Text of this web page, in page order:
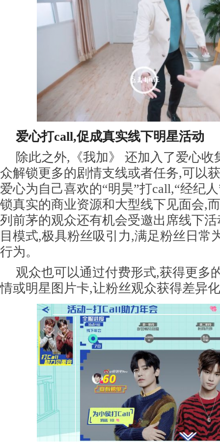
爱心打call,促成真实线下明星活动
除此之外,《我加》 还加入了爱心收
众解锁更多的剧情支线或者任务,可以
爱心为自己喜欢的“明昊”打call,“经纪
锁真实的商业资源和大型线下见面会,
列前茅的观众还有机会受邀出席线下
目模式,极具粉丝吸引力,满足粉丝日常
行为。
观众也可以通过付费形式,获得更多
情或明星图片卡,让粉丝观众获得差异